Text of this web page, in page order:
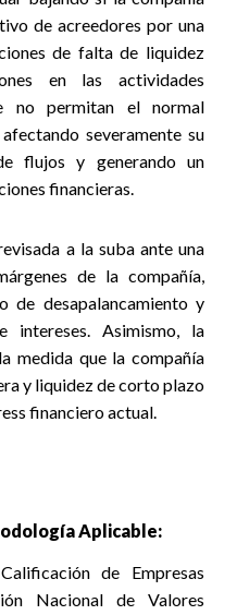
de acreedores por una
de falta de liquidez
en las actividades
no permitan el normal
severamente su
flujos y generando un
financieras.
a la suba ante una
de la compañía,
de desapalancamiento y
Asimismo, la
medida que la compañía
y liquidez de corto plazo
financiero actual.
Aplicable:
de Empresas
Nacional de Valores